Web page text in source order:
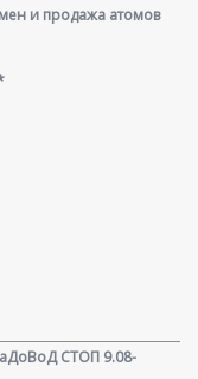
и продажа атомов
СТОП 9.08-